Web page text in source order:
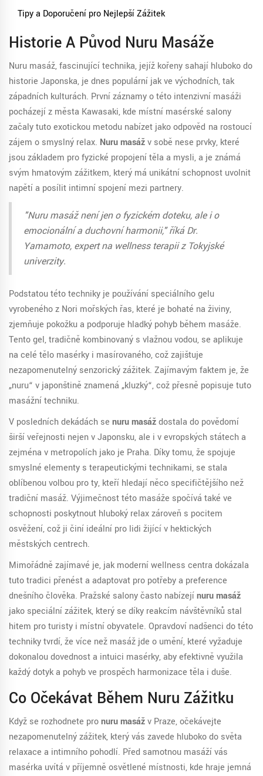
Tipy a Doporučení pro Nejlepší Zážitek
Historie A Původ Nuru Masáže
Nuru masáž, fascinující technika, jejíž kořeny sahají hluboko do
historie Japonska, je dnes populární jak ve východních, tak
západních kulturách. První záznamy o této intenzivní masáži
pocházejí z města Kawasaki, kde místní masérské salony
začaly tuto exotickou metodu nabízet jako odpověď na rostoucí
zájem o smyslný relax. Nuru masážv sobě nese prvky, které
jsou základem pro fyzické propojení těla a mysli, a je známá
svým hmatovým zážitkem, který má unikátní schopnost uvolnit
napětí a posílit intimní spojení mezi partnery.
"Nuru masáž není jen o fyzickém doteku, ale i o
emocionální a duchovní harmonii," říká Dr.
Yamamoto, expert na wellness terapii z Tokyjské
univerzity.
Podstatou této techniky je používání speciálního gelu
vyrobeného z Nori mořských řas, které je bohaté na živiny,
zjemňuje pokožku a podporuje hladký pohyb během masáže.
Tento gel, tradičně kombinovaný s vlažnou vodou, se aplikuje
na celé tělo masérky i masírovaného, což zajišťuje
nezapomenutelný senzorický zážitek. Zajímavým faktem je, že
„nuru“ v japonštině znamená „kluzký“, což přesně popisuje tuto
masážní techniku.
V posledních dekádách se nuru masáždostala do povědomí
širší veřejnosti nejen v Japonsku, ale i v evropských státech a
zejména v metropolích jako je Praha. Díky tomu, že spojuje
smyslné elementy s terapeutickými technikami, se stala
oblíbenou volbou pro ty, kteří hledají něco specifičtějšího než
tradiční masáž. Výjimečnost této masáže spočívá také ve
schopnosti poskytnout hluboký relax zároveň s pocitem
osvěžení, což ji činí ideální pro lidi žijící v hektických
městských centrech.
Mimořádně zajímavé je, jak moderní wellness centra dokázala
tuto tradici přenést a adaptovat pro potřeby a preference
dnešního člověka. Pražské salony často nabízejínuru masáž
jako speciální zážitek, který se díky reakcím návštěvníků stal
hitem pro turisty i místní obyvatele. Opravdoví nadšenci do této
techniky tvrdí, že více než masáž jde o umění, které vyžaduje
dokonalou dovednost a intuici masérky, aby efektivně využila
každý dotyk a pohyb ve prospěch harmonizace těla i duše.
Co Očekávat Během Nuru Zážitku
Když se rozhodnete pronuru masážv Praze, očekávejte
nezapomenutelný zážitek, který vás zavede hluboko do světa
relaxace a intimního pohodlí. Před samotnou masáží vás
masérka uvítá v příjemně osvětlené místnosti, kde hraje jemná